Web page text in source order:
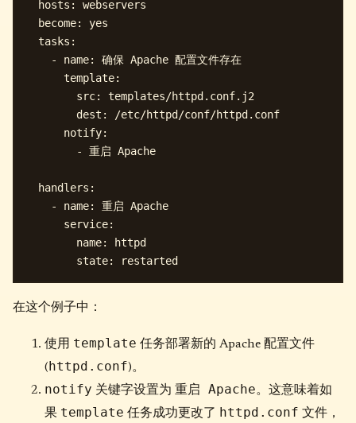
  hosts: webservers
  become: yes
  tasks:
    - name: 确保 Apache 配置文件存在
      template:
        src: templates/httpd.conf.j2
        dest: /etc/httpd/conf/httpd.conf
      notify:
        - 重启 Apache
  handlers:
    - name: 重启 Apache
      service:
        name: httpd
在这个例子中：
使用 template 任务部署新的 Apache 配置文件
( httpd.conf)。
notify 关键字设置为 重启 Apache。这意味着如
果 template 任务成功更改了 httpd.conf 文件，